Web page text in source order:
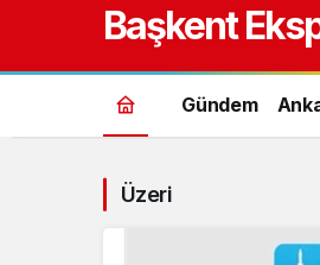
Başkent
Gündem
Üzeri